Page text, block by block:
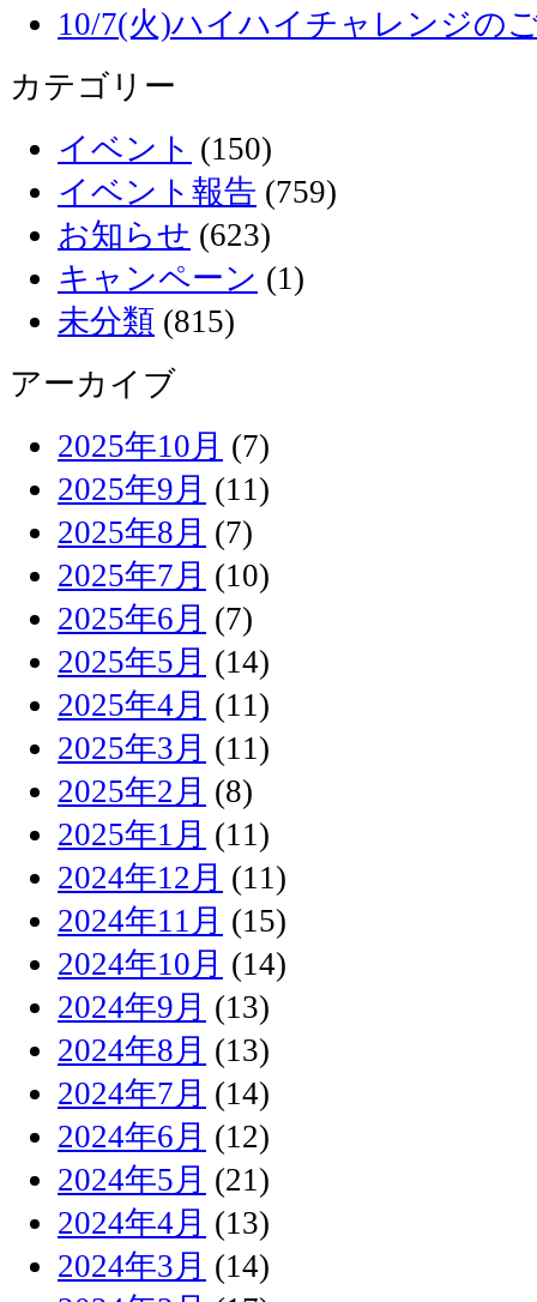
10/7(火)ハイハイチャレンジの
カテゴリー
イベント (150)
イベント報告 (759)
お知らせ (623)
キャンペーン (1)
未分類 (815)
アーカイブ
2025年10月 (7)
2025年9月 (11)
2025年8月 (7)
2025年7月 (10)
2025年6月 (7)
2025年5月 (14)
2025年4月 (11)
2025年3月 (11)
2025年2月 (8)
2025年1月 (11)
2024年12月 (11)
2024年11月 (15)
2024年10月 (14)
2024年9月 (13)
2024年8月 (13)
2024年7月 (14)
2024年6月 (12)
2024年5月 (21)
2024年4月 (13)
2024年3月 (14)